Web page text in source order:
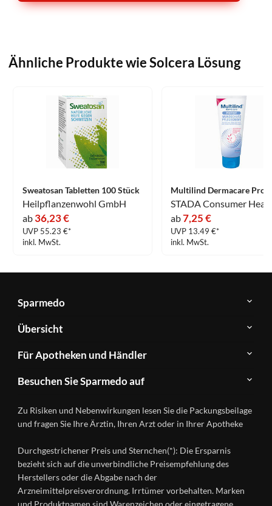
Ähnliche Produkte wie Solcera Lösung
Sweatosan Tabletten 100 Stück
Heilpflanzenwohl GmbH
ab 36,23 €
UVP 55.23 €*
inkl. MwSt.
ab7,25 €
UVP 13.49 €*
inkl. MwSt.
Sparmedo
Über
Sparmedo
FAQ
Kontakt
Datenschutz
Nutzungsbedingungen
Übersicht
Herstellerverzeichnis
Produkte
A-
Ratgeber
Wirkstoffe
Gesundheitsmagazin
Für Apotheken und Händler
&
Händlerlogin
Besuchen Sie Sparmedo auf
Instagram
Zu Risiken und Nebenwirkungen lesen Sie die Packungsbeilage
und fragen Sie Ihre Ärztin, Ihren Arzt oder in Ihrer Apotheke
Durchgestrichener Preis und Sternchen(*): Die Ersparnis
bezieht sich auf die unverbindliche Preisempfehlung des
Herstellers oder die Abgabe nach der
Arzneimittelpreisverordnung. Irrtümer vorbehalten. Marken